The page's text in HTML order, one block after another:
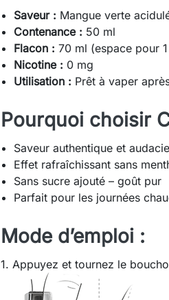
Saveur : Mangue verte
Contenance : 50 ml
Flacon : 70 ml (espace pour
Nicotine : 0 mg
Utilisation : Prêt à vaper
Pourquoi choisir
Saveur authentique et
Effet rafraîchissant sans
Sans sucre ajouté – goût pur
Parfait pour les journées
Mode d’emploi :
1. Appuyez et tournez le